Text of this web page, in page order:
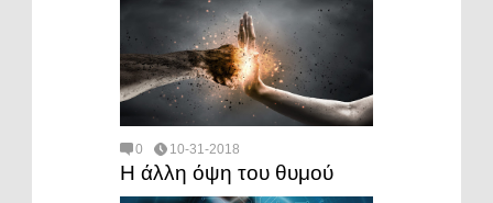
0 10-31-2018
Η άλλη όψη του θυμού